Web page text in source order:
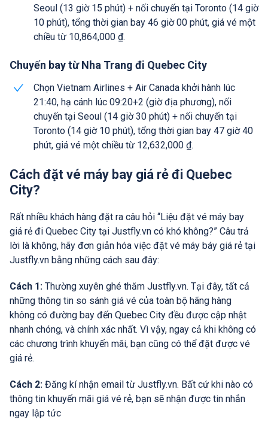
Seoul (13 giờ 15 phút) + nối chuyến tại Toronto (14 giờ
10 phút), tổng thời gian bay 46 giờ 00 phút, giá vé một
chiều từ 10,864,000 ₫.
Chuyến bay từ Nha Trang đi Quebec City
Chọn Vietnam Airlines + Air Canada khởi hành lúc
21:40, hạ cánh lúc 09:20+2 (giờ địa phương), nối
chuyến tại Seoul (14 giờ 30 phút) + nối chuyến tại
Toronto (14 giờ 10 phút), tổng thời gian bay 47 giờ 40
phút, giá vé một chiều từ 12,632,000 ₫.
Cách đặt vé máy bay giá rẻ đi Quebec
City?
Rất nhiều khách hàng đặt ra câu hỏi “Liệu đặt vé máy bay
giá rẻ đi Quebec City tại Justfly.vn có khó không?” Câu trả
lời là không, hãy đơn giản hóa việc đặt vé máy báy giá rẻ tại
Justfly.vn bằng những cách sau đây:
Cách 1: Thường xuyên ghé thăm Justfly.vn. Tại đây, tất cả
những thông tin so sánh giá vé của toàn bộ hãng hàng
không có đường bay đến Quebec City đều được cập nhật
nhanh chóng, và chính xác nhất. Vì vậy, ngay cả khi không có
các chương trình khuyến mãi, bạn cũng có thể đặt được vé
giá rẻ.
Cách 2: Đăng kí nhận email từ Justfly.vn. Bất cứ khi nào có
thông tin khuyến mãi giá vé rẻ, bạn sẽ nhận được tin nhắn
ngay lập tức